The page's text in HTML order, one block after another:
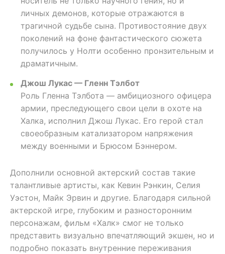
личных демонов, которые отражаются в
трагичной судьбе сына. Противостояние двух
поколений на фоне фантастического сюжета
получилось у Нолти особенно пронзительным и
драматичным.
Джош Лукас — Гленн Тэлбот
Роль Гленна Тэлбота — амбициозного офицера
армии, преследующего свои цели в охоте на
Халка, исполнил Джош Лукас. Его герой стал
своеобразным катализатором напряжения
между военными и Брюсом Бэннером.
Дополнили основной актерский состав такие
талантливые артисты, как Кевин Рэнкин, Селия
Уэстон, Майк Эрвин и другие. Благодаря сильной
актерской игре, глубоким и разносторонним
персонажам, фильм «Халк» смог не только
представить визуально впечатляющий экшен, но и
подробно показать внутренние переживания